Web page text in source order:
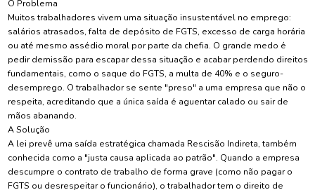
O Problema
Muitos trabalhadores vivem uma situação insustentável no emprego:
salários atrasados, falta de depósito de FGTS, excesso de carga horária
ou até mesmo assédio moral por parte da chefia. O grande medo é
pedir demissão para escapar dessa situação e acabar perdendo direitos
fundamentais, como o saque do FGTS, a multa de 40% e o seguro-
desemprego. O trabalhador se sente "preso" a uma empresa que não o
respeita, acreditando que a única saída é aguentar calado ou sair de
mãos abanando.
A Solução
A lei prevê uma saída estratégica chamada Rescisão Indireta, também
conhecida como a "justa causa aplicada ao patrão". Quando a empresa
descumpre o contrato de trabalho de forma grave (como não pagar o
FGTS ou desrespeitar o funcionário), o trabalhador tem o direito de